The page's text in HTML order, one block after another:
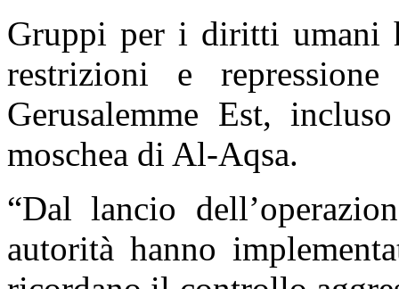
Gruppi per i diritti umani
restrizioni e
Gerusalemme Est,
moschea di Al-Aqsa.
“Dal lancio
autorità hanno